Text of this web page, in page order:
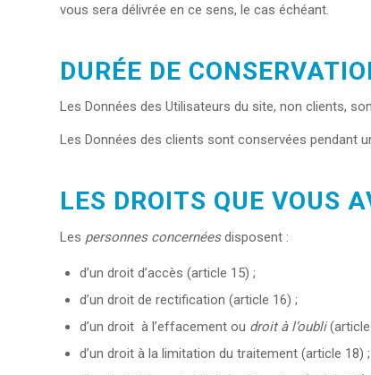
vous sera délivrée en ce sens, le cas échéant.
DURÉE DE
Les Données des Utilisateurs du site, non clients,
Les Données des clients sont conservées pendant
LES DROITS QUE VOUS
Les personnes concernéesdisposent :
d’un droit d’accès (article 15) ;
d’un droit de rectification (article 16) ;
d’un droit à l’effacement ou droit à l’oubli
d’un droit à la limitation du traitement (article 18) ;